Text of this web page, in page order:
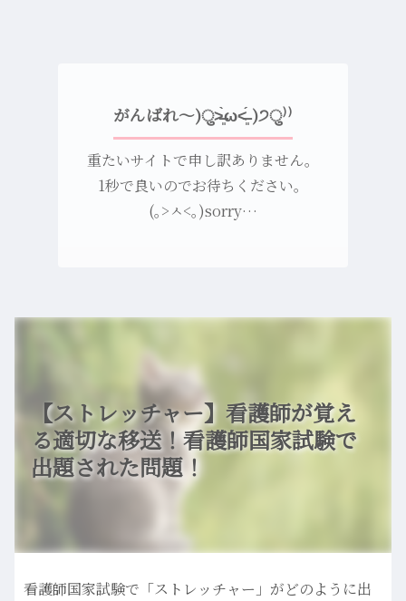
がんばれ〜)ु˃̶͈̀ω˂̶͈́ )੭ु⁾⁾
重たいサイトで申し訳ありません。
1秒で良いのでお待ちください。
(｡>ㅅ<｡)sorry…
【ストレッチャー】看護師が覚え
る適切な移送！看護師国家試験で
出題された問題！
看護師国家試験で「ストレッチャー」がどのように出